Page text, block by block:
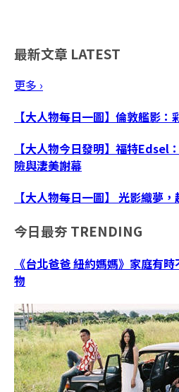
最新文章 LATEST
更多 ›
【大人物每日一圖】倫敦艦影
【大人物今日發明】福特Edsel
險與淒美謝幕
【大人物每日一圖】 光影織夢
今日最夯 TRENDING
《台北爸爸 紐約媽媽》家庭有
物